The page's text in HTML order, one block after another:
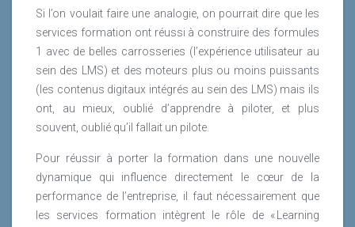
Si l’on voulait faire une analogie, on pourrait dire que les
services formation ont réussi à construire des formules
1 avec de belles carrosseries (l’expérience utilisateur au
sein des LMS) et des moteurs plus ou moins puissants
(les contenus digitaux intégrés au sein des LMS) mais ils
ont, au mieux, oublié d’apprendre à piloter, et plus
souvent, oublié qu’il fallait un pilote.
Pour réussir à porter la formation dans une nouvelle
dynamique qui influence directement le cœur de la
performance de l’entreprise, il faut nécessairement que
les services formation intègrent le rôle de « Learning